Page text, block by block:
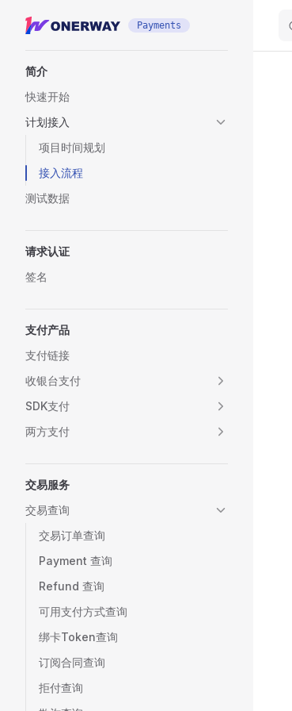
Skip to content Payments
简介
快速开始
计划接入
项目时间规划
接入流程
测试数据
请求认证
签名
支付产品
支付链接
收银台支付
SDK支付
两方支付
交易服务
交易查询
交易订单查询
Payment 查询
Refund 查询
可用支付方式查询
绑卡Token查询
订阅合同查询
拒付查询